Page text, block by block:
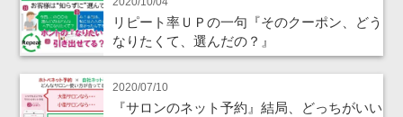
リピート率ＵＰの一句『そのクーポン、どう
なりたくて、選んだの？』
2020/07/10
『サロンのネット予約』結局、どっちがいい